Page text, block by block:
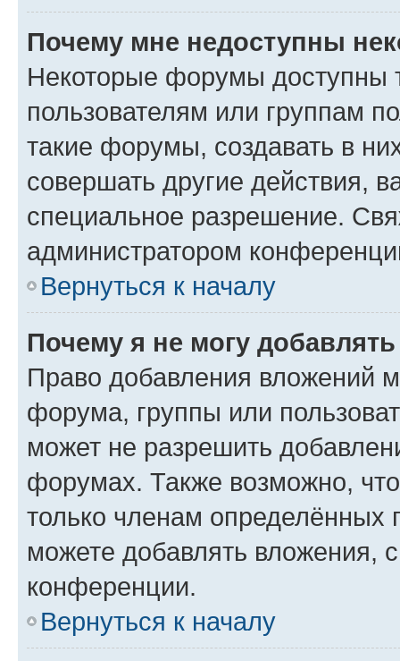
Почему мне недоступны
Некоторые форумы доступны
пользователям или группам
такие форумы, создавать в
совершать другие действия,
специальное разрешение.
администратором
Вернуться к началу
Почему я не могу
Право добавления вложений
форума, группы или
может не разрешить
форумах. Также возможно,
только членам определённых
можете добавлять вложения,
конференции.
Вернуться к началу